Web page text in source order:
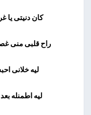
كان دنيتى يا
راح قلبى منى
ليه خلانى
ليه اطمنله